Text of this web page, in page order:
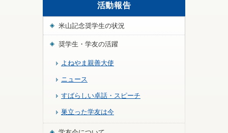
活動報告
米山記念奨学生の状況
奨学生・学友の活躍
よねやま親善大使
ニュース
すばらしい卓話・スピーチ
巣立った学友は今